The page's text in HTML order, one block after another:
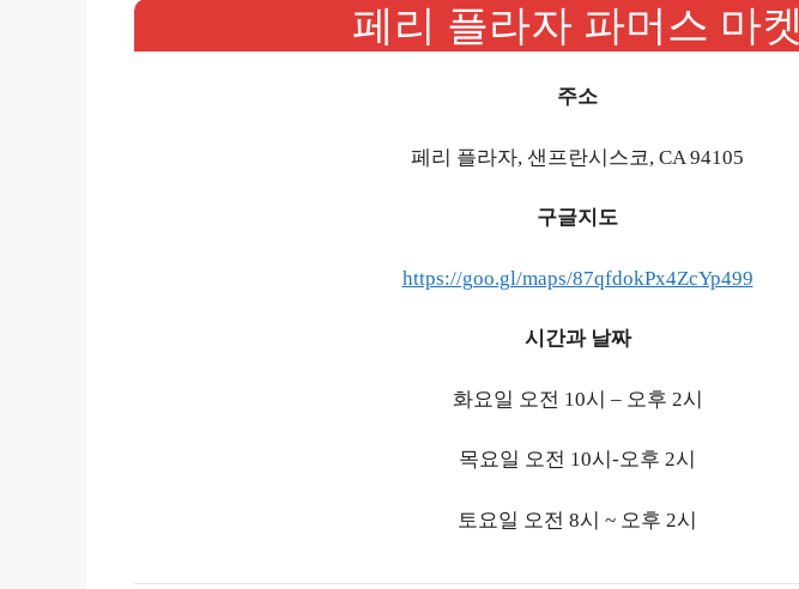
페리 플라자 파머스 마켓
주소
페리 플라자, 샌프란시스코, CA 94105
구글지도
https://goo.gl/maps/87qfdokPx4ZcYp499
시간과 날짜
화요일 오전 10시 – 오후 2시
목요일 오전 10시-오후 2시
토요일 오전 8시 ~ 오후 2시